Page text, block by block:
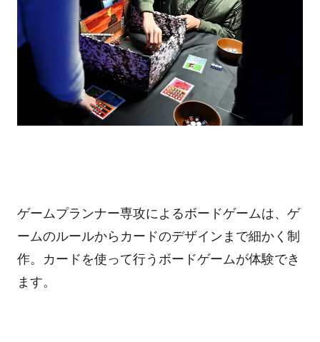
ゲームプランナー専攻によるボードゲームは、ゲ
ームのルールからカードのデザインまで細かく制
作。カードを使って行うボードゲームが体験でき
ます。